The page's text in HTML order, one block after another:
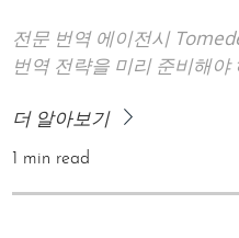
전문 번역 에이전시
번역 전략을 미리 준비해
더 알아보기
1 min read